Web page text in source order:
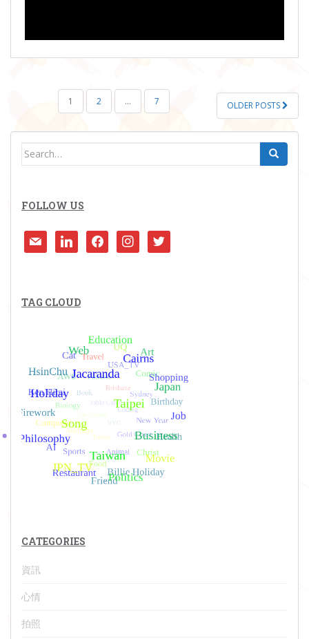
PAGINATION
1 2 … 7 OLDER POSTS
Search
FOLLOW US
mail linkedinfacebookinstagram
twitter
TAG CLOUD
CATEGORIES
資訊
心情
拍照